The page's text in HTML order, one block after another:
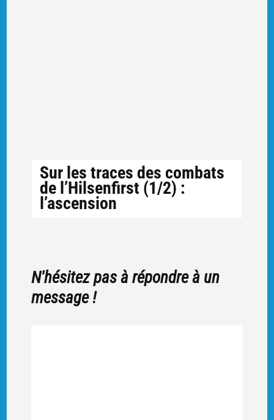
Sur les traces des combats
de l’Hilsenfirst (1/2) :
l’ascension
N'hésitez pas à répondre à un
message !